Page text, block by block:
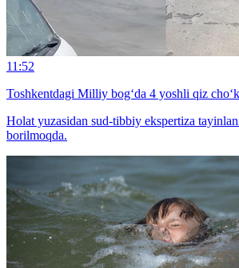
11:52
Toshkentdagi Milliy bog‘da 4 yoshli qiz
Holat yuzasidan sud-tibbiy ekspertiza
borilmoqda.